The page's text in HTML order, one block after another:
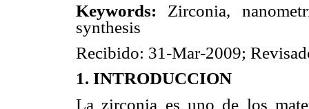
Keywords: Zirconia,
synthesis
Recibido: 31-Mar-2009;
1. INTRODUCCION
La zirconia es uno de los